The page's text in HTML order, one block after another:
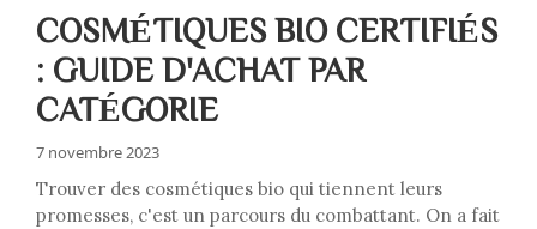
COSMÉTIQUES BIO CERTIFIÉS
: GUIDE D'ACHAT PAR
CATÉGORIE
7 novembre 2023
Trouver des cosmétiques bio qui tiennent leurs
promesses, c'est un parcours du combattant. On a fait